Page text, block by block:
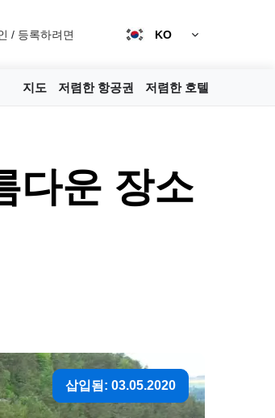
/ 등록하려면 KO
지도 저렴한 항공권 저렴한 호텔
다운 장소
삽입됨: 03.05.2020